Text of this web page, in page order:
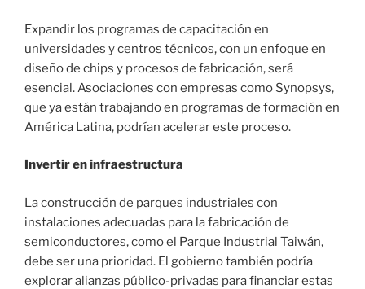
Expandir los programas de capacitación en
universidades y centros técnicos, con un enfoque en
diseño de chips y procesos de fabricación, será
esencial. Asociaciones con empresas como Synopsys,
que ya están trabajando en programas de formación en
América Latina, podrían acelerar este proceso.
Invertir en infraestructura
La construcción de parques industriales con
instalaciones adecuadas para la fabricación de
semiconductores, como el Parque Industrial Taiwán,
debe ser una prioridad. El gobierno también podría
explorar alianzas público-privadas para financiar estas